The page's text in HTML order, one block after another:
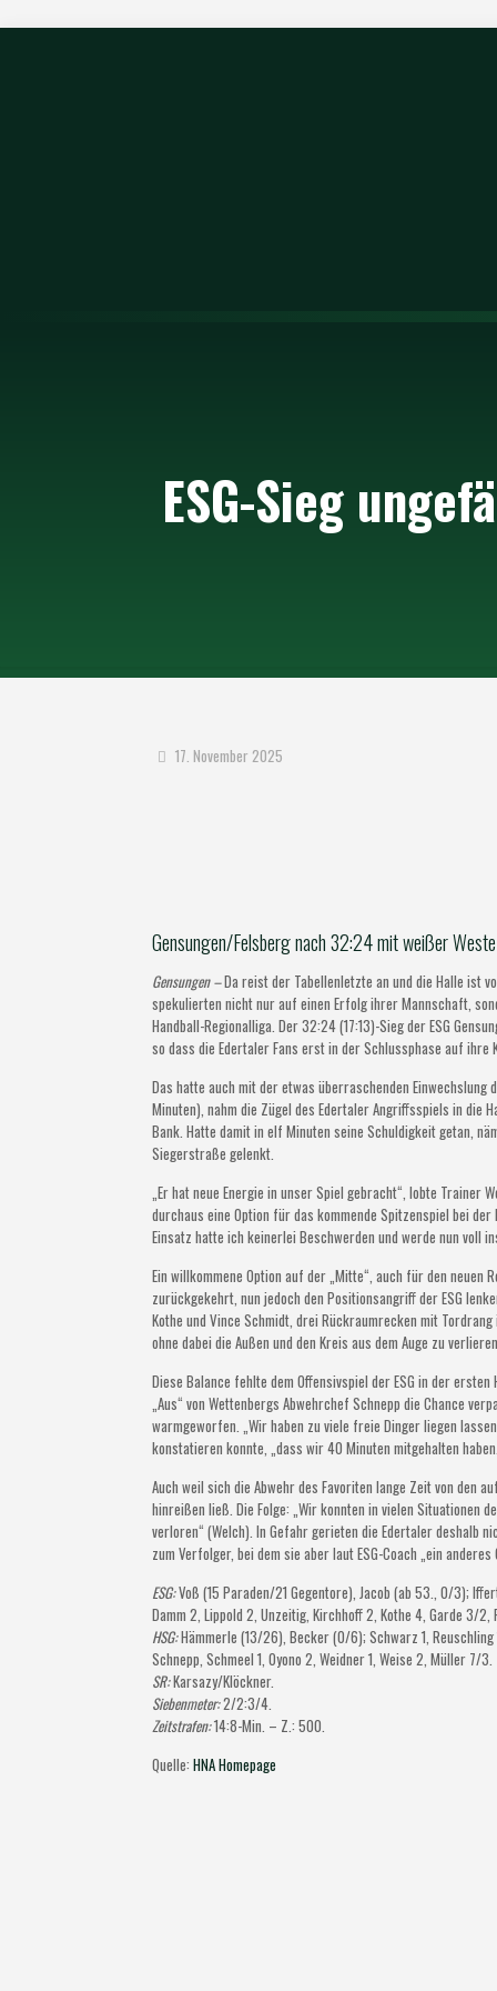
ESG-Sieg
17. November 2025
Gensungen/Felsberg nach 32:24 mit weißer
Gensungen –Da reist der Tabellenletzte an und die Halle ist
spekulierten nicht nur auf einen Erfolg ihrer Mannschaft,
Handball-Regionalliga. Der 32:24 (17:13)-Sieg der ESG
so dass die Edertaler Fans erst in der Schlussphase auf ihre
Das hatte auch mit der etwas überraschenden Einwechslung
Minuten), nahm die Zügel des Edertaler Angriffsspiels in
Bank. Hatte damit in elf Minuten seine Schuldigkeit getan,
Siegerstraße gelenkt.
„Er hat neue Energie in unser Spiel gebracht“, lobte Trainer
durchaus eine Option für das kommende Spitzenspiel bei
Einsatz hatte ich keinerlei Beschwerden und werde nun voll
Ein willkommene Option auf der „Mitte“, auch für den
zurückgekehrt, nun jedoch den Positionsangriff der ESG
Kothe und Vince Schmidt, drei Rückraumrecken mit
ohne dabei die Außen und den Kreis aus dem Auge zu
Diese Balance fehlte dem Offensivspiel der ESG in der
„Aus“ von Wettenbergs Abwehrchef Schnepp die Chance
warmgeworfen. „Wir haben zu viele freie Dinger liegen
konstatieren konnte, „dass wir 40 Minuten mitgehalten
Auch weil sich die Abwehr des Favoriten lange Zeit von den
hinreißen ließ. Die Folge: „Wir konnten in vielen Situationen
verloren“ (Welch). In Gefahr gerieten die Edertaler deshalb
zum Verfolger, bei dem sie aber laut ESG-Coach „ein
ESG:Voß (15 Paraden/21 Gegentore), Jacob (ab 53., 0/3);
Damm 2, Lippold 2, Unzeitig, Kirchhoff 2, Kothe 4, Garde 3/2,
HSG:Hämmerle (13/26), Becker (0/6); Schwarz 1, Reuschling
Schnepp, Schmeel 1, Oyono 2, Weidner 1, Weise 2, Müller 7/3.
SR:Karsazy/Klöckner.
Siebenmeter:2/2:3/4.
Zeitstrafen:14:8-Min. – Z.: 500.
Quelle: HNA Homepage